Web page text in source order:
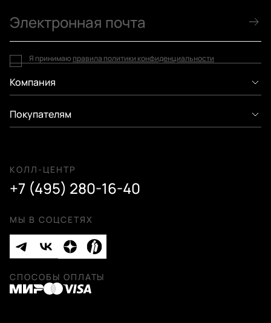
Компания
Покупателям
КОЛЛ-ЦЕНТР
+7 (495) 280-16-40
МЫ В СОЦСЕТЯХ
Я принимаю правила политики конфиденциальности
СПОСОБЫ ОПЛАТЫ